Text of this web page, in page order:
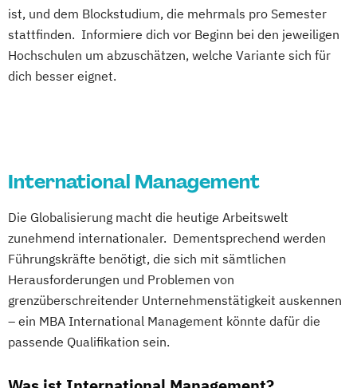
ist, und dem Blockstudium, die mehrmals pro Semester
stattfinden. Informiere dich vor Beginn bei den jeweiligen
Hochschulen um abzuschätzen, welche Variante sich für
dich besser eignet.
International Management
Die Globalisierung macht die heutige Arbeitswelt
zunehmend internationaler. Dementsprechend werden
Führungskräfte benötigt, die sich mit sämtlichen
Herausforderungen und Problemen von
grenzüberschreitender Unternehmenstätigkeit auskennen
– ein MBA International Management könnte dafür die
passende Qualifikation sein.